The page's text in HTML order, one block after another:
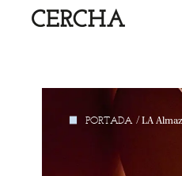
PORTADA / LA